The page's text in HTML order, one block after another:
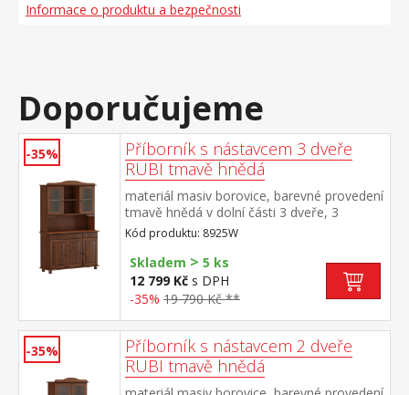
Informace o produktu a bezpečnosti
Doporučujeme
-35%
Příborník s nástavcem 3 dveře
RUBI tmavě hnědá
materiál masiv borovice, barevné provedení
tmavě hnědá v dolní části 3 dveře, 3
zásuvky s kovovými pojezdy v horní části
dvoje prosklené dveře
Kód produktu: 8925W
Skladem > 5 ks
12 799 Kč s DPH
-35% 19 790 Kč **
-35%
Příborník s nástavcem 2 dveře
RUBI tmavě hnědá